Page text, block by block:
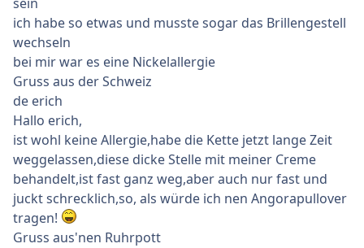
sein
ich habe so etwas und musste sogar das Brillengestell
wechseln
bei mir war es eine Nickelallergie
Gruss aus der Schweiz
de erich
Hallo erich,
ist wohl keine Allergie,habe die Kette jetzt lange Zeit
weggelassen,diese dicke Stelle mit meiner Creme
behandelt,ist fast ganz weg,aber auch nur fast und
juckt schrecklich,so, als würde ich nen Angorapullover
tragen!
Gruss aus'nen Ruhrpott